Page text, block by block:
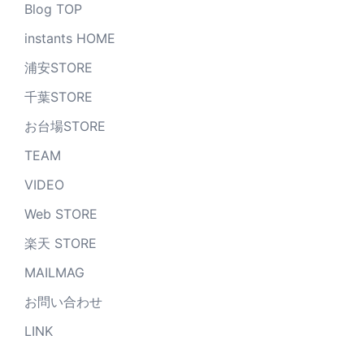
Blog TOP
instants HOME
浦安STORE
千葉STORE
お台場STORE
TEAM
VIDEO
Web STORE
楽天 STORE
MAILMAG
お問い合わせ
LINK